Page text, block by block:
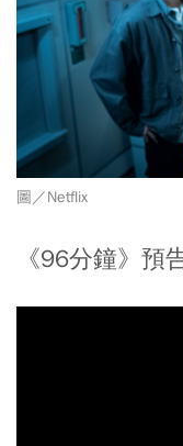
圖／Netflix
《96分鐘》預